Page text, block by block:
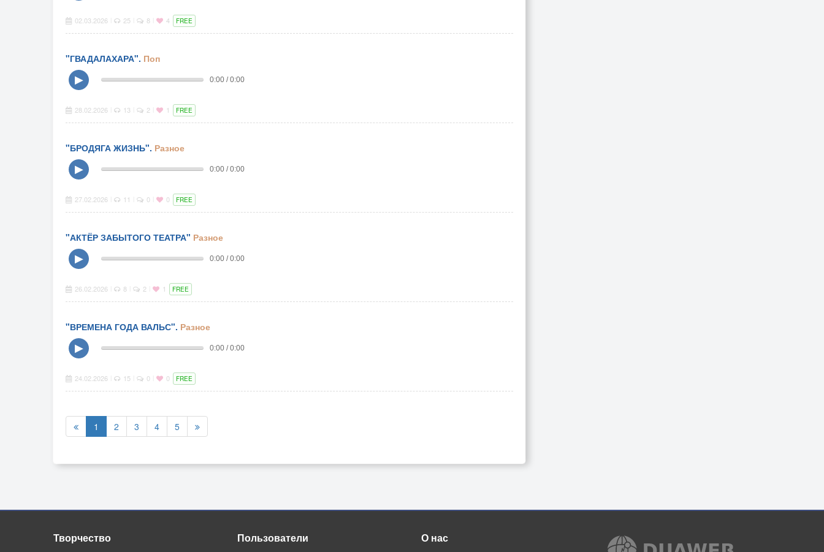
02.03.2026 25 8 4 FREE
"ГВАДАЛАХАРА". Поп
▶
0:00 / 0:00
28.02.2026 13 2 1 FREE
"БРОДЯГА ЖИЗНЬ". Разное
▶
0:00 / 0:00
27.02.2026 11 0 0 FREE
"АКТЁР ЗАБЫТОГО ТЕАТРА" Разное
▶
0:00 / 0:00
26.02.2026 8 2 1 FREE
"ВРЕМЕНА ГОДА ВАЛЬС". Разное
▶
0:00 / 0:00
24.02.2026 15 0 0 FREE
1 2 3 4 5
Творчество Пользователи О нас